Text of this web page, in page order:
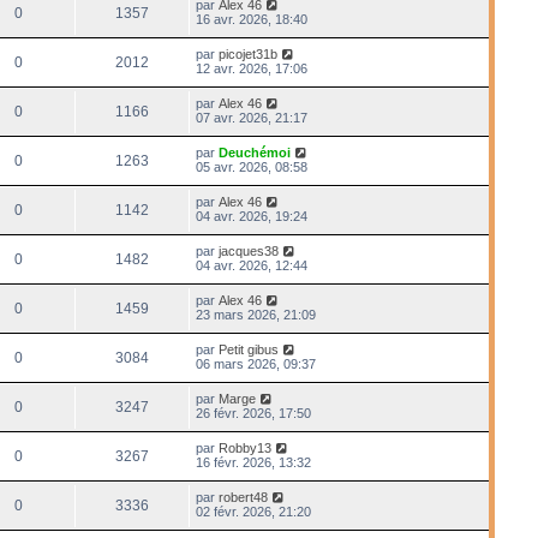
0 1357 parAlex 46
16 avr. 2026, 18:40
0 2012 parpicojet31b
12 avr. 2026, 17:06
0 1166 parAlex 46
07 avr. 2026, 21:17
0 1263 parDeuchémoi
05 avr. 2026, 08:58
0 1142 parAlex 46
04 avr. 2026, 19:24
0 1482 parjacques38
04 avr. 2026, 12:44
0 1459 parAlex 46
23 mars 2026, 21:09
0 3084 par Petit gibus
06 mars 2026, 09:37
0 3247 par Marge
26 févr. 2026, 17:50
0 3267 par Robby13
16 févr. 2026, 13:32
0 3336 parrobert48
02 févr. 2026, 21:20